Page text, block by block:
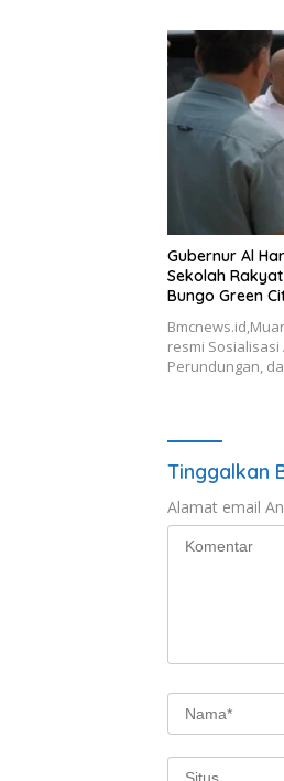
Gubernur Al
Sekolah
Bungo Green
resmi Sosialisasi
Perundungan,
Tinggalkan
Alamat email